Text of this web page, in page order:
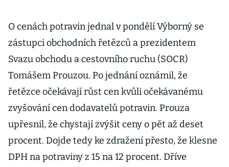
O cenách potravin jednal v pondělí Výborný se
zástupci obchodních řetězců a prezidentem
Svazu obchodu a cestovního ruchu (SOCR)
Tomášem Prouzou. Po jednání oznámil, že
řetězce očekávají růst cen kvůli očekávanému
zvyšování cen dodavatelů potravin. Prouza
upřesnil, že chystají zvýšit ceny o pět až deset
procent. Dojde tedy ke zdražení přesto, že klesne
DPH na potraviny z 15 na 12 procent. Dříve